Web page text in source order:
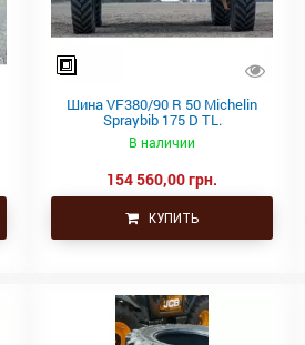
Шина VF380/90 R 50 Michelin
Spraybib 175 D TL.
В наличии
154 560,00 грн.
КУПИТЬ